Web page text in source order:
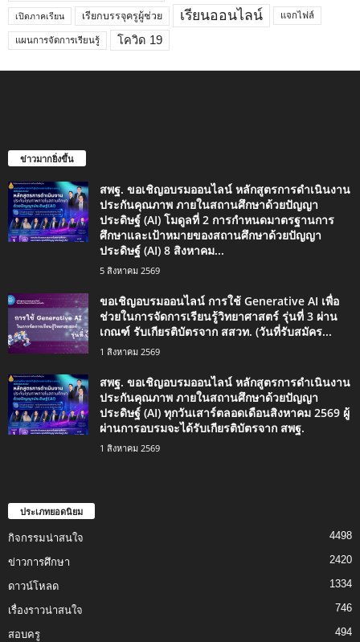
เปิดภาคเรียน เรียกบรรจุครูผู้ช่วย เรียนออนไลน์ แจกไฟล์
แผนการจัดการเรียนรู้ โควิด 19
ข่าวมากยิ่งขึ้น
สพฐ. ขอเชิญอบรมออนไลน์ หลักสูตรการดำเนินงาน
ประกันคุณภาพ ภายในสถานศึกษาด้วยปัญญา
ประดิษฐ์ (AI) โมดูลที่ 2 การกำหนดมาตรฐานการ
ศึกษาและเป้าหมายของสถานศึกษาด้วยปัญญา
ประดิษฐ์ (AI) 8 สิงหาคม...
5 สิงหาคม 2569
ขอเชิญอบรมออนไลน์ การใช้ Generative AI เพื่อ
ช่วยในการจัดการเรียนรู้วิทยาศาสตร์ รุ่นที่ 3 ผ่าน
เกณฑ์ รับเกียรติบัตรจาก สสวท. (วันที่รับสมัคร...
1 สิงหาคม 2569
สพฐ. ขอเชิญอบรมออนไลน์ หลักสูตรการดำเนินงาน
ประกันคุณภาพ ภายในสถานศึกษาด้วยปัญญา
ประดิษฐ์ (AI) ทุกวันเสาร์ตลอดเดือนสิงหาคม 2569 ผู้
ผ่านการอบรมจะได้รับเกียรติบัตรจาก สพฐ.
1 สิงหาคม 2569
ประเภทยอดนิยม
กิจกรรมน่าสนใจ 4498
ข่าวการศึกษา 2420
ดาวน์โหลด 1334
เรื่องราวน่าสนใจ 746
สอบครู 494